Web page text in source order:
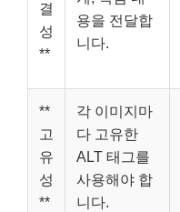
결
성
**
용을 전달합
니다.
**
고
유
성
**
각 이미지마
다 고유한
ALT 태그를
사용해야 합
니다.